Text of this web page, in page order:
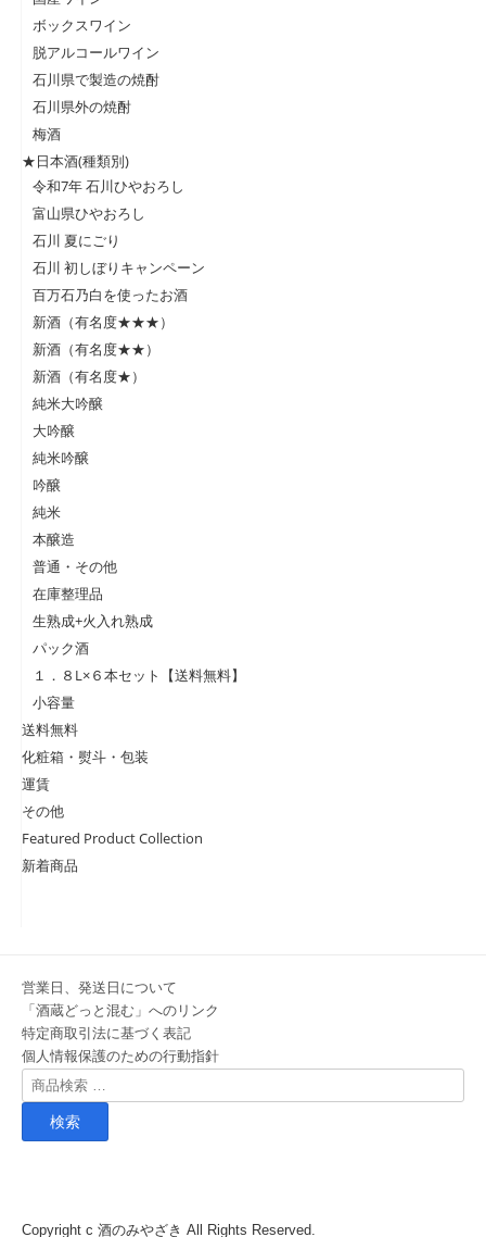
ボックスワイン
脱アルコールワイン
石川県で製造の焼酎
石川県外の焼酎
梅酒
★日本酒(種類別)
令和7年 石川ひやおろし
富山県ひやおろし
石川 夏にごり
石川 初しぼりキャンペーン
百万石乃白を使ったお酒
新酒（有名度★★★）
新酒（有名度★★）
新酒（有名度★）
純米大吟醸
大吟醸
純米吟醸
吟醸
純米
本醸造
普通・その他
在庫整理品
生熟成+火入れ熟成
パック酒
１．８L×６本セット【送料無料】
小容量
送料無料
化粧箱・熨斗・包装
運賃
その他
Featured Product Collection
新着商品
営業日、発送日について
「酒蔵どっと混む」へのリンク
特定商取引法に基づく表記
個人情報保護のための行動指針
検
索
象:
Copyright c 酒のみやざき All Rights Reserved.